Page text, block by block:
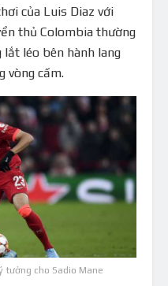
của Luis Diaz với
thủ Colombia thường
lắt léo bên hành lang
vòng cấm.
tưởng cho Sadio Mane